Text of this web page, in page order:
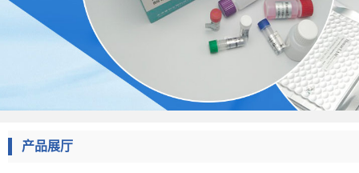
产品展厅